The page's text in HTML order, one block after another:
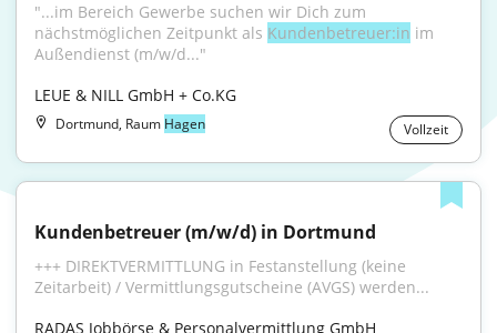
"...im Bereich Gewerbe suchen wir Dich zum
nächstmöglichen Zeitpunkt als Kundenbetreuer:in im
Außendienst (m/w/d..."
LEUE & NILL GmbH + Co.KG
Dortmund, Raum Hagen Vollzeit
Kundenbetreuer (m/w/d) in Dortmund
+++ DIREKTVERMITTLUNG in Festanstellung (keine
Zeitarbeit) / Vermittlungsgutscheine (AVGS) werden...
RADAS Jobbörse & Personalvermittlung GmbH